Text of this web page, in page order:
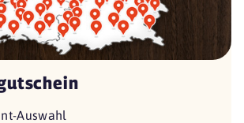
Auswahl